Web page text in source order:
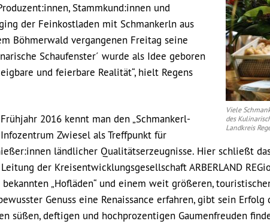
Viele
des
Landkreis
Stammkund:innen und
der Feinkostladen mit Schmankerln aus
Böhmerwald vergangenen Freitag seine
Schaufenster´ wurde als Idee geboren
und feierbare Realität“, hielt Regens
2016 kennt man den „Schmankerl-
Zwiesel als Treffpunkt für
ländlicher Qualitätserzeugnisse. Hier schließt
der Kreisentwicklungsgesellschaft ARBERLAND
„Hofläden“ und einem weit größeren,
Genuss eine Renaissance erfahren, gibt sein Erfolg
süßen, deftigen und hochprozentigen Gaumenfreuden